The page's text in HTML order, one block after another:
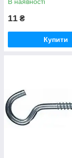
11 ₴
Купити